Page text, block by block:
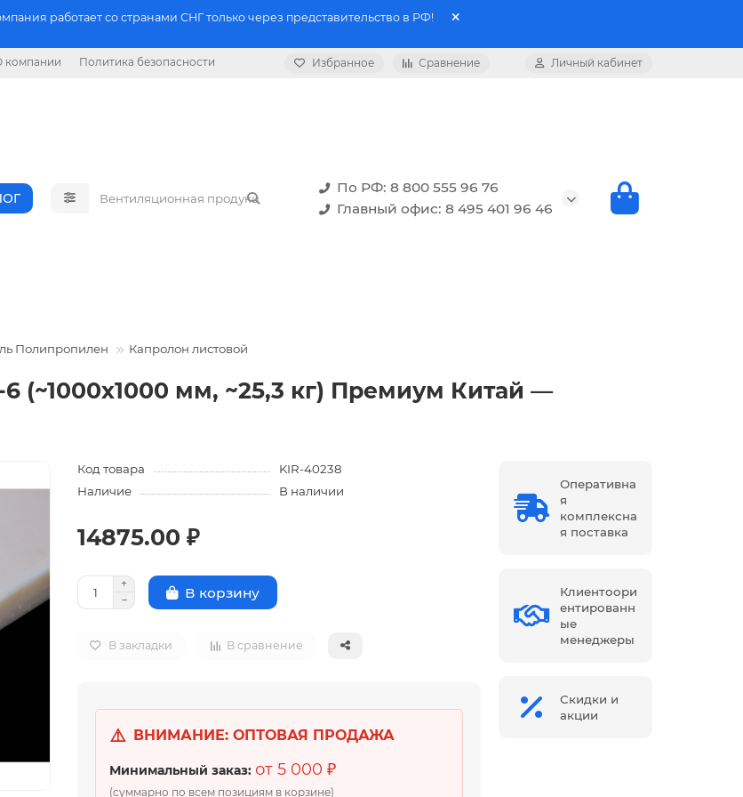
работает со странами СНГ только через представительство в РФ!
компании Политика безопасности Избранное Сравнение Личный кабинет
По РФ: 8 800 555 96 76
Главный офис: 8 495 401 96 46
Полипропилен Капролон листовой
(~1000х1000 мм, ~25,3 кг) Премиум Китай —
Код товара
KIR-40238
Наличие
В наличии
14875.00 ₽
В корзину
В закладки В сравнение
⚠️ ВНИМАНИЕ: ОПТОВАЯ ПРОДАЖА
Минимальный заказ: от 5 000 ₽
(суммарно по всем позициям в корзине)
Оперативна
я
комплексна
я поставка
Клиентоори
ентированн
ые
менеджеры
Скидки и
акции